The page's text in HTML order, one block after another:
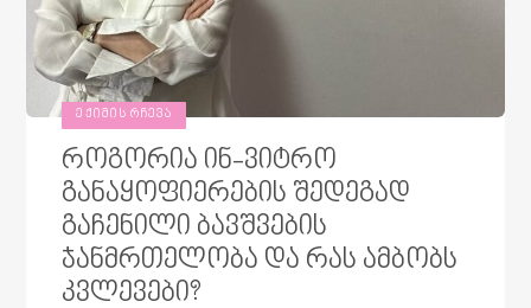
ᲔᲥᲘᲛᲘᲡ ᲠᲩᲔᲕᲐ
როგორია ინ-ვიტრო
განაყოფიერების შედეგად
გაჩენილი ბავშვების
ჯანმრთელობა და რას ამბობს
კვლევები?